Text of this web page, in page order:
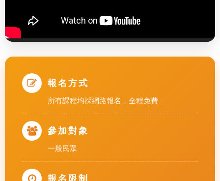
報名方式
所有課程均採網路報名，全程免費
參加對象
一般民眾
報名限制